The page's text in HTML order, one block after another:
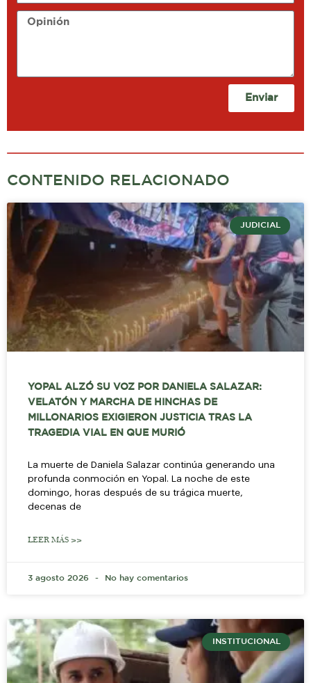
Opinión
Enviar
CONTENIDO RELACIONADO
JUDICIAL
YOPAL ALZÓ SU VOZ POR DANIELA SALAZAR:
VELATÓN Y MARCHA DE HINCHAS DE
MILLONARIOS EXIGIERON JUSTICIA TRAS LA
TRAGEDIA VIAL EN QUE MURIÓ
La muerte de Daniela Salazar continúa generando una
profunda conmoción en Yopal. La noche de este
domingo, horas después de su trágica muerte,
decenas de
LEER MÁS >>
3 agosto 2026 No hay comentarios
INSTITUCIONAL